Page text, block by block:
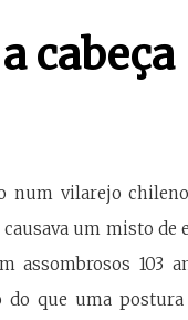
cabeça
num vilarejo
um misto de
103
que uma